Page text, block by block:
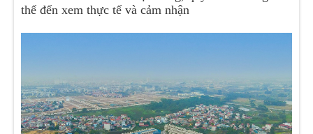
thể đến xem thực tế và cảm nhận